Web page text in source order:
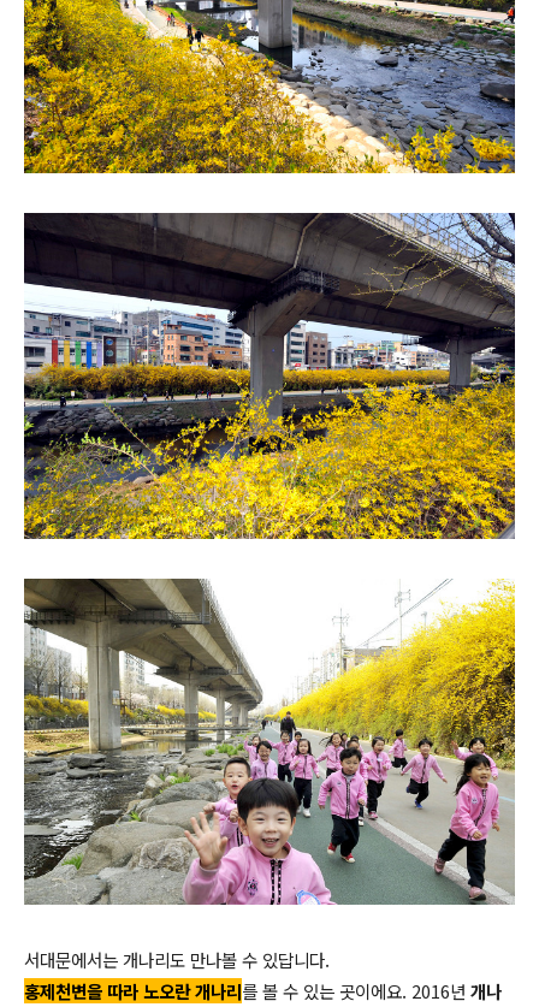
서대문에서는 개나리도 만나볼 수 있답니다.
홍제천변을 따라 노오란 개나리를 볼 수 있는 곳이에요. 2016년 개나